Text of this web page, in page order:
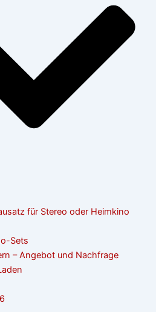
für Stereo oder Heimkino
Sets
– Angebot und Nachfrage